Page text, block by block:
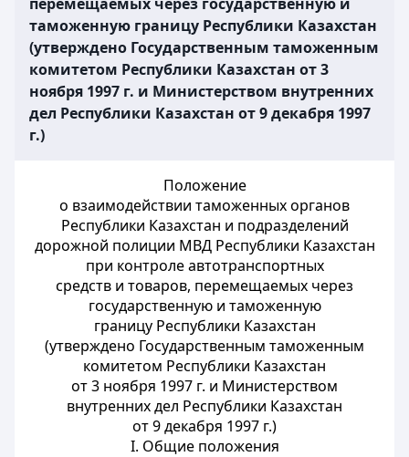
таможенную границу Республики Казахстан
(утверждено Государственным таможенным
комитетом Республики Казахстан от 3
ноября 1997 г. и Министерством внутренних
дел Республики Казахстан от 9 декабря 1997
г.)
Положение
о взаимодействии таможенных органов
Республики Казахстан и подразделений
дорожной полиции МВД Республики Казахстан
при контроле автотранспортных
средств и товаров, перемещаемых через
государственную и таможенную
границу Республики Казахстан
(утверждено Государственным таможенным
комитетом Республики Казахстан
от 3 ноября 1997 г. и Министерством
внутренних дел Республики Казахстан
от 9 декабря 1997 г.)
I. Общие положения